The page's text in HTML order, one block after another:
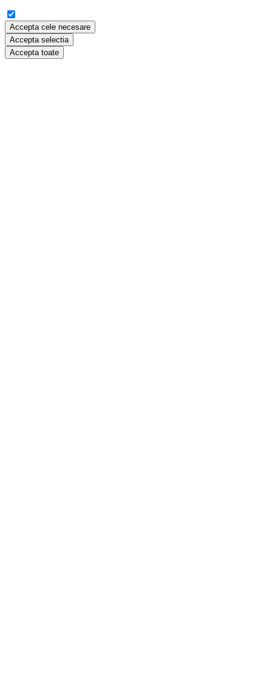
Accepta cele necesare
Accepta selectia
Accepta toate